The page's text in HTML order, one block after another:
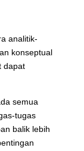
analitik-
konseptual
dapat
semua
tugas
balik lebih